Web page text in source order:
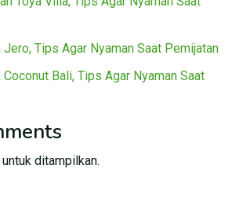
Tips Agar Nyaman Saat Pemijatan
Bali, Tips Agar Nyaman Saat
ditampilkan.